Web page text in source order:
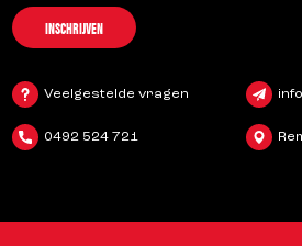
INSCHRIJVEN
Veelgestelde vragen
0492 524 721